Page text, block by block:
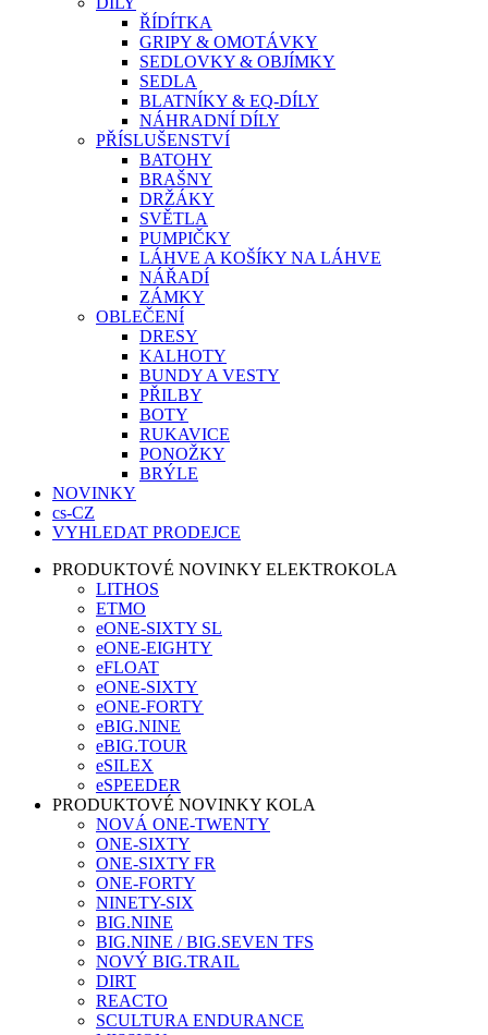
ŘÍDÍTKA
GRIPY & OMOTÁVKY
SEDLOVKY & OBJÍMKY
SEDLA
BLATNÍKY & EQ-DÍLY
NÁHRADNÍ DÍLY
PŘÍSLUŠENSTVÍ
BATOHY
BRAŠNY
DRŽÁKY
SVĚTLA
PUMPIČKY
LÁHVE A KOŠÍKY NA LÁHVE
NÁŘADÍ
ZÁMKY
OBLEČENÍ
DRESY
KALHOTY
BUNDY A VESTY
PŘILBY
BOTY
RUKAVICE
PONOŽKY
BRÝLE
NOVINKY
cs-CZ
VYHLEDAT PRODEJCE
PRODUKTOVÉ NOVINKY ELEKTROKOLA
LITHOS
ETMO
eONE-SIXTY SL
eONE-EIGHTY
eFLOAT
eONE-SIXTY
eONE-FORTY
eBIG.NINE
eBIG.TOUR
eSILEX
eSPEEDER
PRODUKTOVÉ NOVINKY KOLA
NOVÁ ONE-TWENTY
ONE-SIXTY
ONE-SIXTY FR
ONE-FORTY
NINETY-SIX
BIG.NINE
BIG.NINE / BIG.SEVEN TFS
NOVÝ BIG.TRAIL
DIRT
REACTO
SCULTURA ENDURANCE